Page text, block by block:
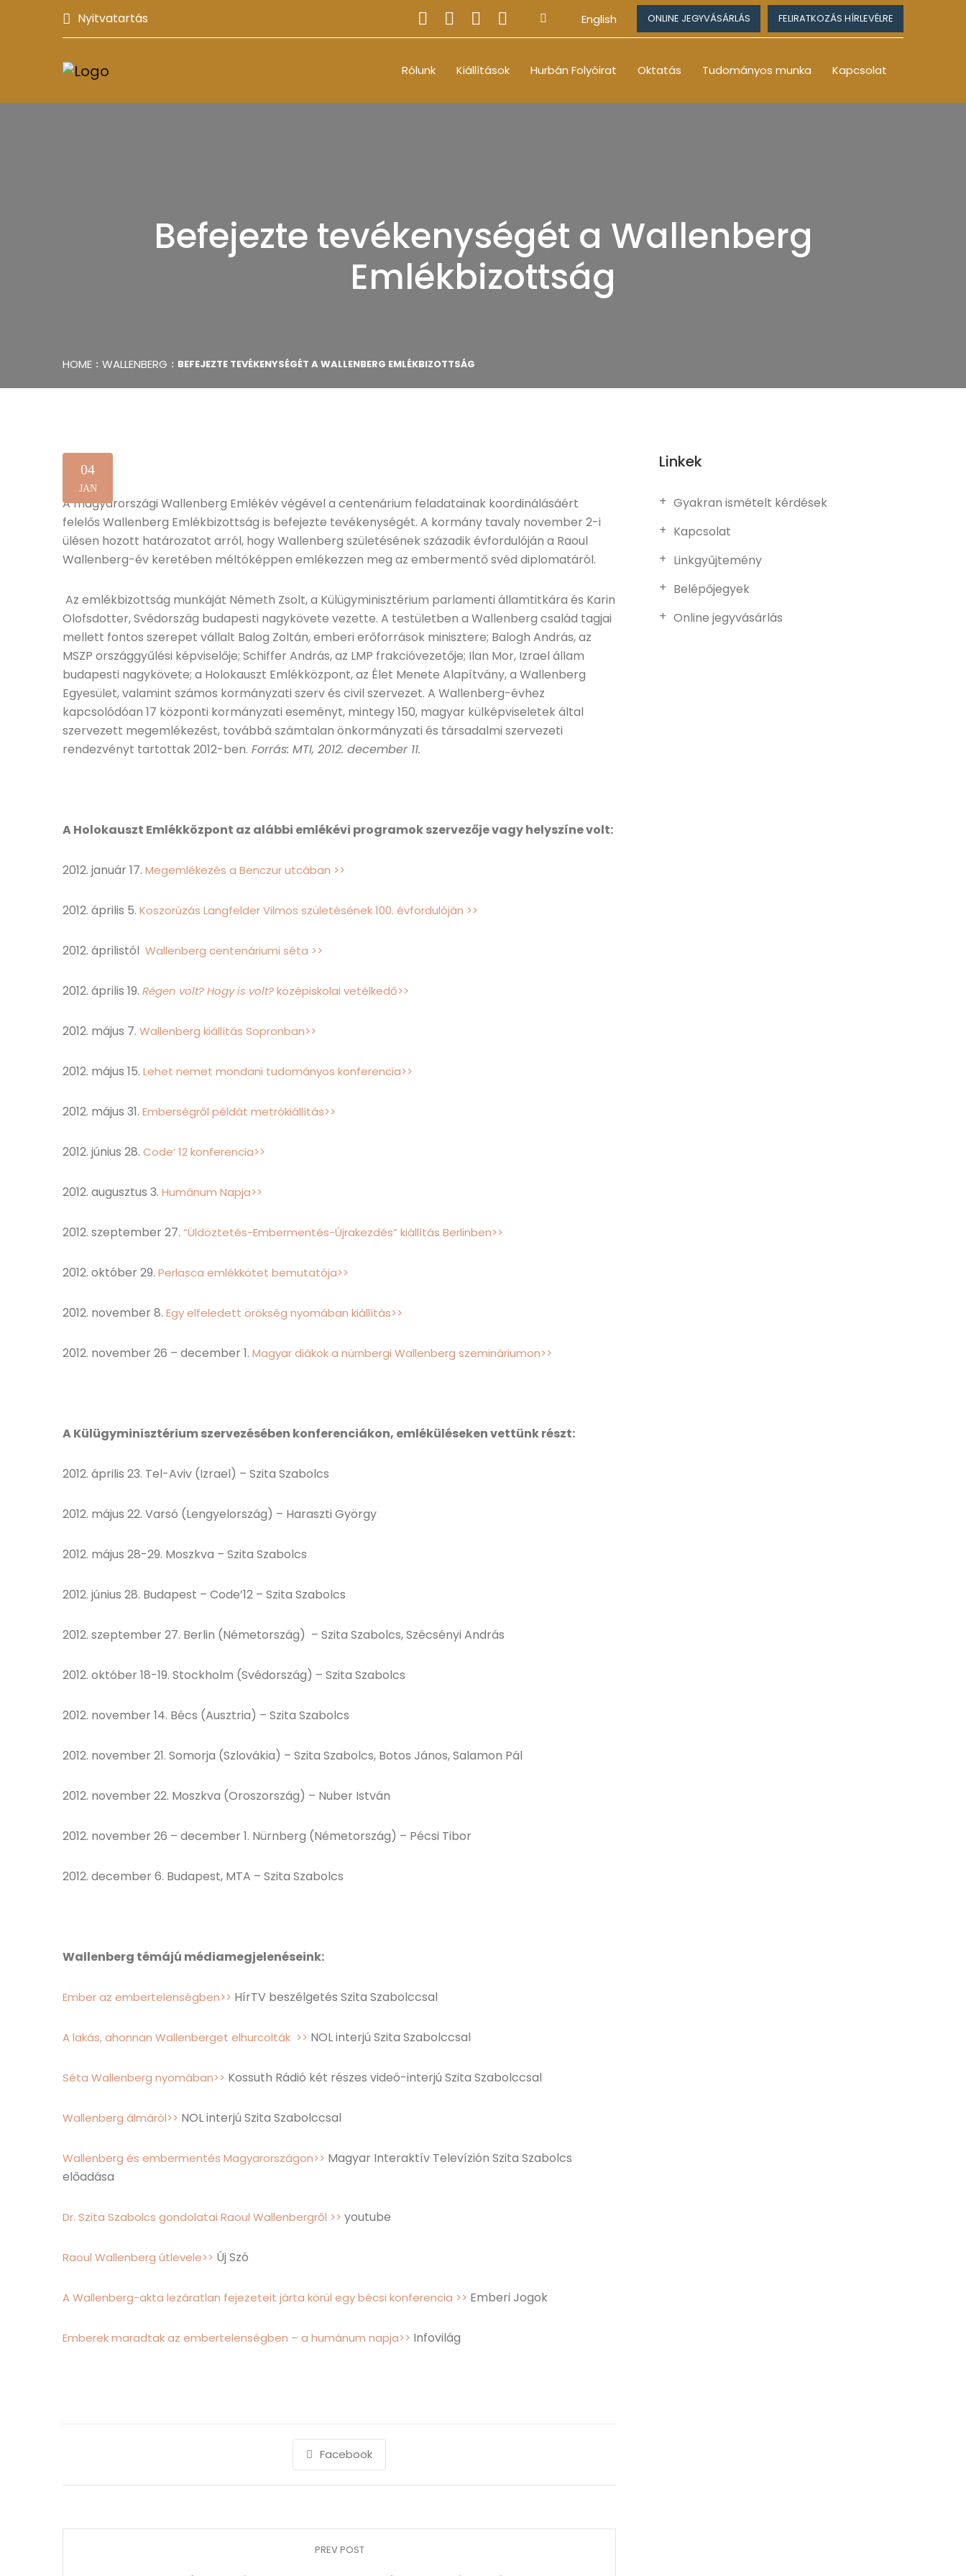
Nyitvatartás English ONLINE JEGYVÁSÁRLÁS FELIRATKOZÁS HÍRLEVÉLRE
Rólunk Kiállítások Hurbán Folyóirat Oktatás Tudományos munka Kapcsolat
Befejezte tevékenységét a Wallenberg
Emlékbizottság
HOME WALLENBERG BEFEJEZTE TEVÉKENYSÉGÉT A WALLENBERG EMLÉKBIZOTTSÁG
04
JAN
A magyarországi Wallenberg Emlékév végével a centenárium feladatainak koordinálásáért
felelős Wallenberg Emlékbizottság is befejezte tevékenységét. A kormány tavaly november 2-i
ülésen hozott határozatot arról, hogy Wallenberg születésének századik évfordulóján a Raoul
Wallenberg-év keretében méltóképpen emlékezzen meg az embermentő svéd diplomatáról.
Az emlékbizottság munkáját Németh Zsolt, a Külügyminisztérium parlamenti államtitkára és Karin
Olofsdotter, Svédország budapesti nagykövete vezette. A testületben a Wallenberg család tagjai
mellett fontos szerepet vállalt Balog Zoltán, emberi erőforrások minisztere; Balogh András, az
MSZP országgyűlési képviselője; Schiffer András, az LMP frakcióvezetője; Ilan Mor, Izrael állam
budapesti nagykövete; a Holokauszt Emlékközpont, az Élet Menete Alapítvány, a Wallenberg
Egyesület, valamint számos kormányzati szerv és civil szervezet. A Wallenberg-évhez
kapcsolódóan 17 központi kormányzati eseményt, mintegy 150, magyar külképviseletek által
szervezett megemlékezést, továbbá számtalan önkormányzati és társadalmi szervezeti
rendezvényt tartottak 2012-ben. Forrás: MTI, 2012. december 11.
A Holokauszt Emlékközpont az alábbi emlékévi programok szervezője vagy helyszíne volt:
2012. január 17. Megemlékezés a Benczur utcában >>
2012. április 5. Koszorúzás Langfelder Vilmos születésének 100. évfordulóján >>
2012. áprilistól Wallenberg centenáriumi séta >>
2012. április 19. Régen volt? Hogy is volt?középiskolai vetélkedő>>
2012. május 7. Wallenberg kiállítás Sopronban>>
2012. május 15. Lehet nemet mondani tudományos konferencia>>
2012. május 31. Emberségről példát metrókiállítás>>
2012. június 28. Code’ 12 konferencia>>
2012. augusztus 3. Humánum Napja>>
2012. szeptember 27. “Üldöztetés-Embermentés-Újrakezdés” kiállítás Berlinben>>
2012. október 29. Perlasca emlékkötet bemutatója>>
2012. november 8. Egy elfeledett örökség nyomában kiállítás>>
2012. november 26 – december 1. Magyar diákok a nürnbergi Wallenberg szemináriumon>>
A Külügyminisztérium szervezésében konferenciákon, emléküléseken vettünk részt:
2012. április 23. Tel-Aviv (Izrael) – Szita Szabolcs
2012. május 22. Varsó (Lengyelország) – Haraszti György
2012. május 28-29. Moszkva – Szita Szabolcs
2012. június 28. Budapest – Code’12 – Szita Szabolcs
2012. szeptember 27. Berlin (Németország) – Szita Szabolcs, Szécsényi András
2012. október 18-19. Stockholm (Svédország) – Szita Szabolcs
2012. november 14. Bécs (Ausztria) – Szita Szabolcs
2012. november 21. Somorja (Szlovákia) – Szita Szabolcs, Botos János, Salamon Pál
2012. november 22. Moszkva (Oroszország) – Nuber István
2012. november 26 – december 1. Nürnberg (Németország) – Pécsi Tibor
2012. december 6. Budapest, MTA – Szita Szabolcs
Wallenberg témájú médiamegjelenéseink:
Ember az embertelenségben>> HírTV beszélgetés Szita Szabolccsal
A lakás, ahonnan Wallenberget elhurcolták >> NOL interjú Szita Szabolccsal
Séta Wallenberg nyomában>> Kossuth Rádió két részes videó-interjú Szita Szabolccsal
Wallenberg álmáról>> NOL interjú Szita Szabolccsal
Wallenberg és embermentés Magyarországon>> Magyar Interaktív Televízión Szita Szabolcs
előadása
Dr. Szita Szabolcs gondolatai Raoul Wallenbergről >> youtube
Raoul Wallenberg útlevele>> Új Szó
A Wallenberg-akta lezáratlan fejezeteit járta körül egy bécsi konferencia >> Emberi Jogok
Emberek maradtak az embertelenségben – a humánum napja>> Infovilág
Facebook
PREV POST
Linkek
Gyakran ismételt kérdések
Kapcsolat
Linkgyűjtemény
Belépőjegyek
Online jegyvásárlás